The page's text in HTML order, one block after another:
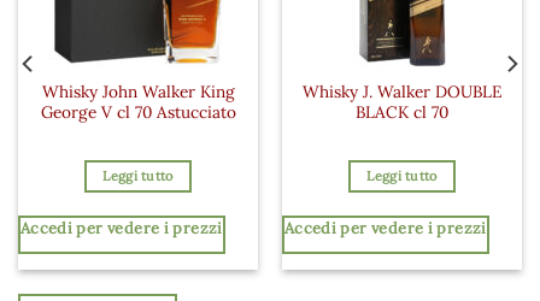
Whisky John Walker King
George V cl 70 Astucciato
Leggi tutto
Accedi per vedere i prezzi
Whisky J. Walker DOUBLE
BLACK cl 70
Leggi tutto
Accedi per vedere i prezzi